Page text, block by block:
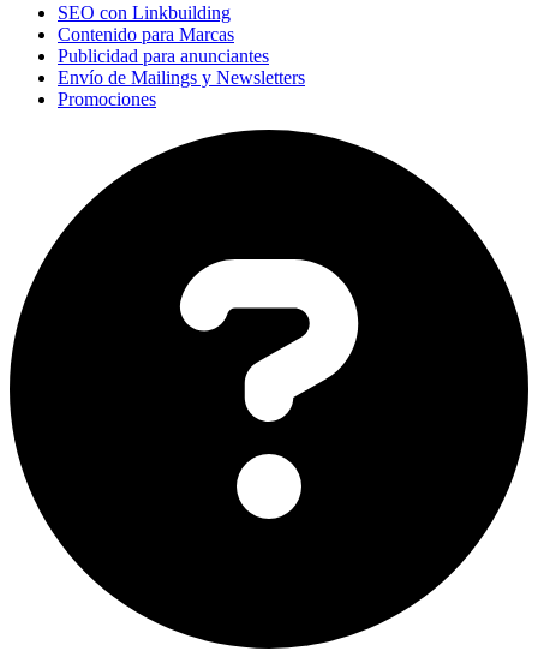
SEO con Linkbuilding
Contenido para Marcas
Publicidad para anunciantes
Envío de Mailings y Newsletters
Promociones